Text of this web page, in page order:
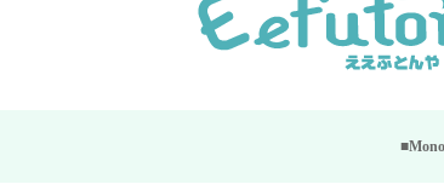
■Mono Masuter 7月号掲載■